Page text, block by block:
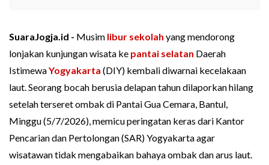
SuaraJogja.id - Musim libur sekolah yang mendorong
lonjakan kunjungan wisata ke pantai selatan Daerah
IstimewaYogyakarta (DIY) kembali diwarnai kecelakaan
laut. Seorang bocah berusia delapan tahun dilaporkan hilang
setelah terseret ombak di Pantai Gua Cemara, Bantul,
Minggu (5/7/2026), memicu peringatan keras dari Kantor
Pencarian dan Pertolongan (SAR) Yogyakarta agar
wisatawan tidak mengabaikan bahaya ombak dan arus laut.